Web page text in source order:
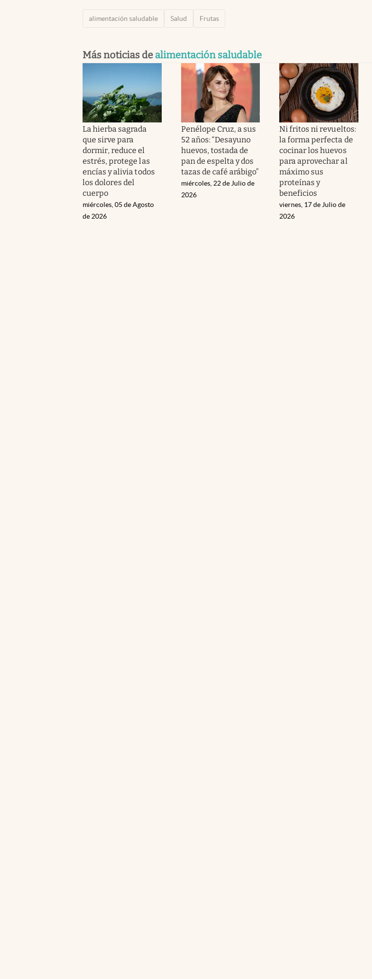
alimentación saludable Salud Frutas
Más noticias de alimentación saludable
La hierba sagrada
que sirve para
dormir, reduce el
estrés, protege las
encías y alivia todos
los dolores del
cuerpo
miércoles, 05 de Agosto
de 2026
Penélope Cruz, a sus
52 años: “Desayuno
huevos, tostada de
pan de espelta y dos
tazas de café arábigo”
miércoles, 22 de Julio de
2026
Ni fritos ni revueltos:
la forma perfecta de
cocinar los huevos
para aprovechar al
máximo sus
proteínas y
beneficios
viernes, 17 de Julio de
2026